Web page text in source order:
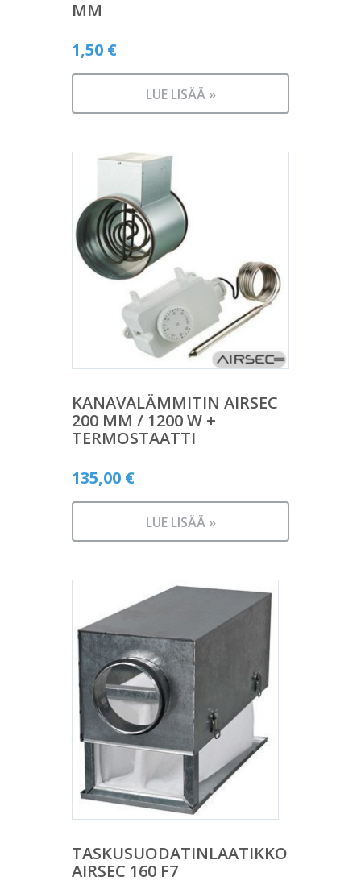
MM
1,50 €
LUE LISÄÄ »
KANAVALÄMMITIN AIRSEC
200 MM / 1200 W +
TERMOSTAATTI
135,00 €
LUE LISÄÄ »
TASKUSUODATINLAATIKKO
AIRSEC 160 F7